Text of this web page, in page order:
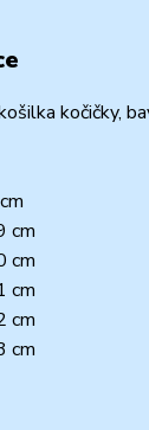
kočičky,
cm
cm
cm
cm
cm